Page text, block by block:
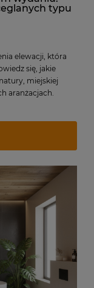
typu
elewacji, która
się, jakie
miejskiej
aranżacjach.